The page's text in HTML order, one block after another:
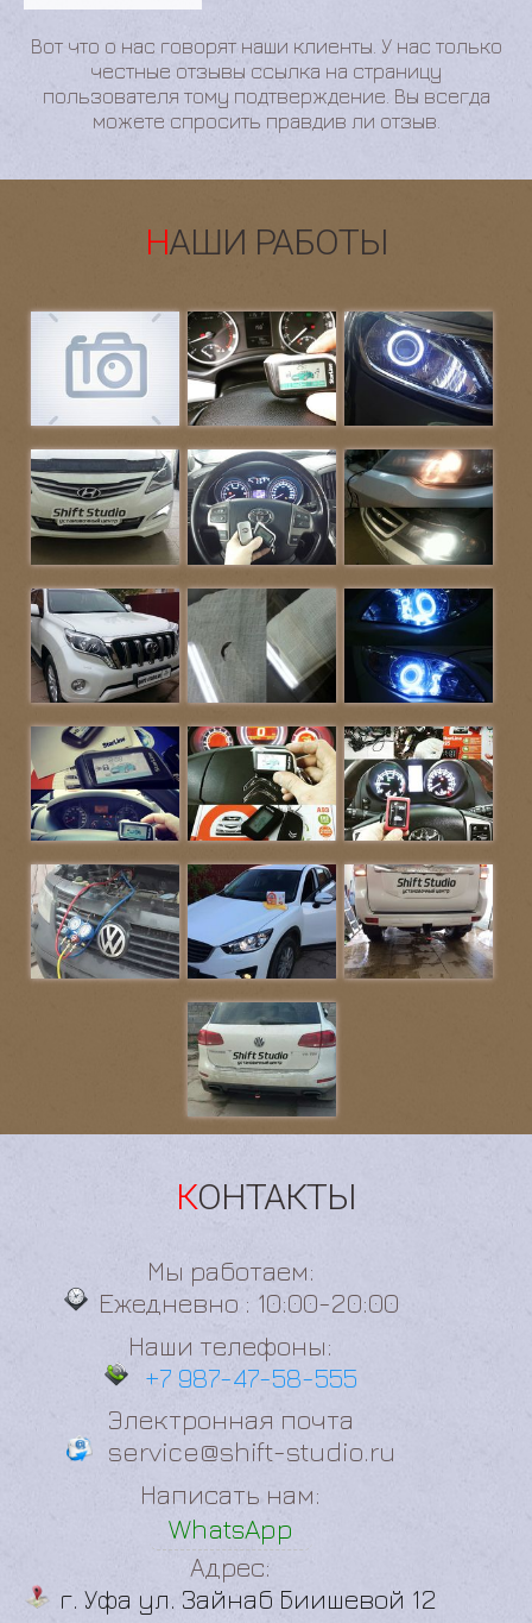
Вот что о нас говорят наши клиенты. У нас только
честные отзывы ссылка на страницу
пользователя тому подтверждение. Вы всегда
можете спросить правдив ли отзыв.
Ежедневно : 10:00-20:00
Наши телефоны:
+7 987-47-58-555
Электронная почта
service@shift-studio.ru
Написать нам:
WhatsApp
Адрес:
г. Уфа ул. Зайнаб Биишевой 12
Мы в соцсетях: